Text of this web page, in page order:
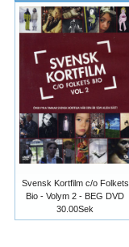
Svensk Kortfilm c/o Folkets
Bio - Volym 2 - BEG DVD
30.00Sek